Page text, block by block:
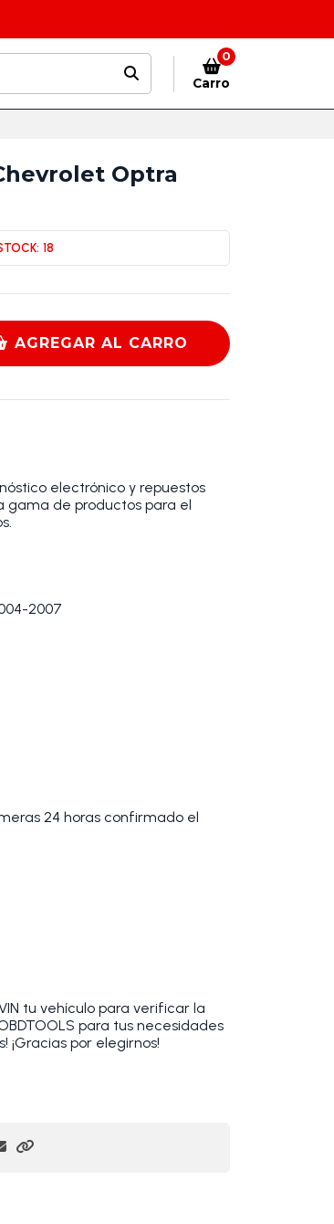
0
Carro
Optra
18
AGREGAR AL CARRO
electrónico y repuestos
gama de productos para el
2007
24 horas confirmado el
tu vehículo para verificar la
para tus necesidades
por elegirnos!